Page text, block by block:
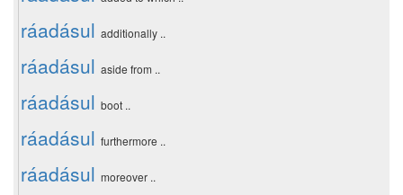
ráadásul additionally ..
ráadásul aside from ..
ráadásul boot ..
ráadásul furthermore ..
ráadásul moreover ..